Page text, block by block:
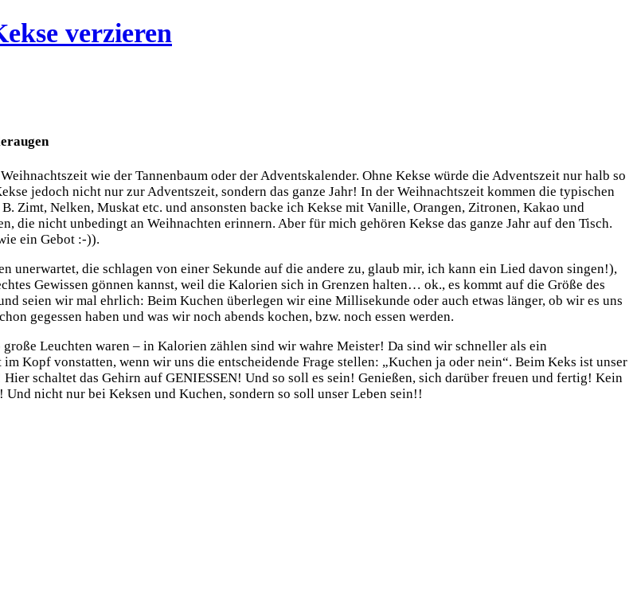
wie der Tannenbaum oder der Adventskalender. Ohne Kekse würde die Adventszeit nur halb so
jedoch nicht nur zur Adventszeit, sondern das ganze Jahr! In der Weihnachtszeit kommen die typischen
Zimt, Nelken, Muskat etc. und ansonsten backe ich Kekse mit Vanille, Orangen, Zitronen, Kakao und
die nicht unbedingt an Weihnachten erinnern. Aber für mich gehören Kekse das ganze Jahr auf den Tisch.
ein Gebot :-)).
unerwartet, die schlagen von einer Sekunde auf die andere zu, glaub mir, ich kann ein Lied davon singen!),
Gewissen gönnen kannst, weil die Kalorien sich in Grenzen halten… ok., es kommt auf die Größe des
seien wir mal ehrlich: Beim Kuchen überlegen wir eine Millisekunde oder auch etwas länger, ob wir es uns
gegessen haben und was wir noch abends kochen, bzw. noch essen werden.
Leuchten waren – in Kalorien zählen sind wir wahre Meister! Da sind wir schneller als ein
Kopf vonstatten, wenn wir uns die entscheidende Frage stellen: „Kuchen ja oder nein“. Beim Keks ist unser
schaltet das Gehirn auf GENIESSEN! Und so soll es sein! Genießen, sich darüber freuen und fertig! Kein
nicht nur bei Keksen und Kuchen, sondern so soll unser Leben sein!!